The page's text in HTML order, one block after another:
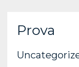
Prova